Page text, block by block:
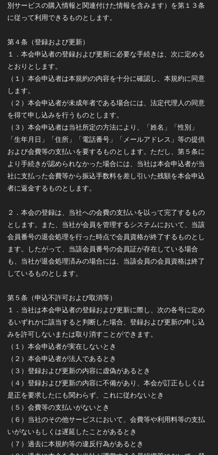
別サービスの購入情報と関連付けた情報を含みます）を第１３条
に従って利用できるものとします。
第４条（登録および更新）
１．本会申込者の登録および更新に必要な手続きは、次に定める
とおりとします。
（１）本会申込者は本規約の内容を十分に確認し、本規約に同意
します。
（２）本会申込者が未成年者である場合には、法定代理人の同意
を得て申し込みを行うものとします。
（３）本会申込者は当社所定の方法により、「姓名」「性別」
「生年月日」「住所」「電話番号」「メールアドレス」等の提供
および会費等の支払いを要するものとします。ただし、第５条に
より手続きが認められなかった場合には、当社は本会申込者が当
社に支払った会費等から振込手数料を差し引いた残額を本会申込
者に返金するものとします。
２．本会の登録は、当社への会費の支払いを以って完了するもの
とします。また、当社が会員を管理するシステムにおいて、当該
会員番号の退会処理を行った時点で会員資格が終了するものとし
ます。したがって、当該会員番号の会員証が存在している場合
も、当社が退会処理済みの場合には、当該会員の会員資格は終了
しているものとします。
第５条（申込不許可および取消等）
１．当社は本会申込者の登録および更新に際し、次の各号に定め
るいずれかに該当すると判断した場合、登録および更新の申し込
みを許可しないまたは取り消すことができます。
（１）本会申込者が実在しないとき
（２）本会申込者が法人であるとき
（３）登録および更新の内容に虚偽があるとき
（４）登録および更新の内容に不備があり、本会が訂正もしくは
是正を要求したにも関わらず、これに従わないとき
（５）会費等の支払いがないとき
（６）当社のその他サービスにおいて、会費等や利用料等の支払
いがないもしくは遅延したことがあるとき
（７）過去に本規約等の違反行為があるとき